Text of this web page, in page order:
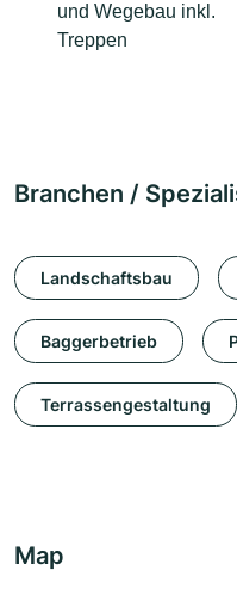
und Wegebau inkl.
Treppen
Branchen /
Landschaftsbau
Baggerbetrieb
Terrassengestaltung
Map